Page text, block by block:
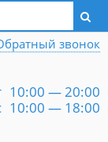
Написать директору
10:00 — 20:00
10:00 — 18:00
звонок